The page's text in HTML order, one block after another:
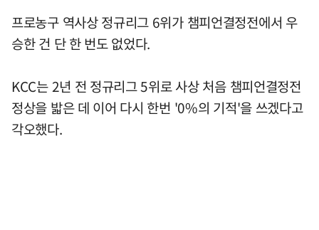
프로농구 역사상 정규리그 6위가 챔피언결정전에서 우
승한 건 단 한 번도 없었다.
KCC는 2년 전 정규리그 5위로 사상 처음 챔피언결정전
정상을 밟은 데 이어 다시 한번 '0%의 기적'을 쓰겠다고
각오했다.